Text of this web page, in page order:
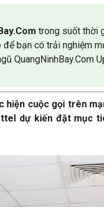
trong suốt thời
bạn có trải nghiệm
QuangNinhBay.Com
hiện cuộc gọi trên
dự kiến đặt mục